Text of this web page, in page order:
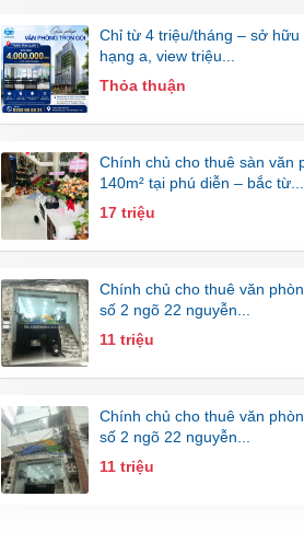
chỉ từ 4 triệu/tháng – sở hữu văn phòng
hạng a, view triệu...
Thỏa thuận
chính chủ cho thuê sàn văn phòng
140m² tại phú diễn – bắc từ...
17 triệu
chính chủ cho thuê văn phòng tầng 3 tại
số 2 ngõ 22 nguyễn...
11 triệu
chính chủ cho thuê văn phòng tầng 3 tại
số 2 ngõ 22 nguyễn...
11 triệu